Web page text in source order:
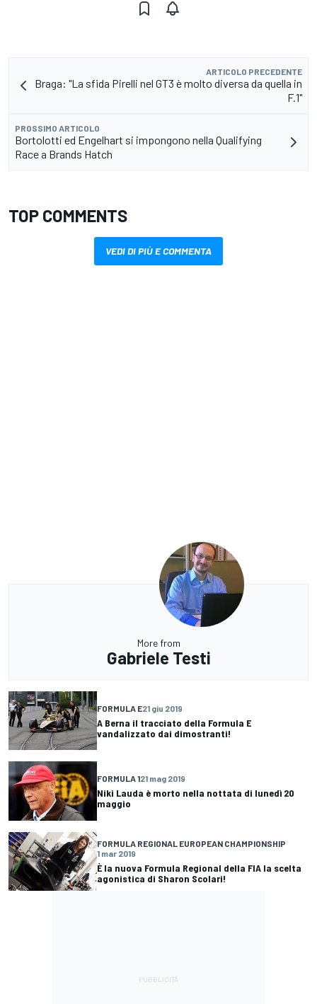
ARTICOLO PRECEDENTE
Braga: "La sfida Pirelli nel GT3 è molto diversa da quella in
F.1"
PROSSIMO ARTICOLO
Bortolotti ed Engelhart si impongono nella Qualifying
Race a Brands Hatch
TOP COMMENTS
VEDI DI PIÙ E COMMENTA
More from
Gabriele Testi
FORMULA E21 giu 2019
A Berna il tracciato della Formula E
vandalizzato dai dimostranti!
FORMULA 121 mag 2019
Niki Lauda è morto nella nottata di lunedì 20
maggio
FORMULA REGIONAL EUROPEAN CHAMPIONSHIP
1 mar 2019
È la nuova Formula Regional della FIA la scelta
agonistica di Sharon Scolari!